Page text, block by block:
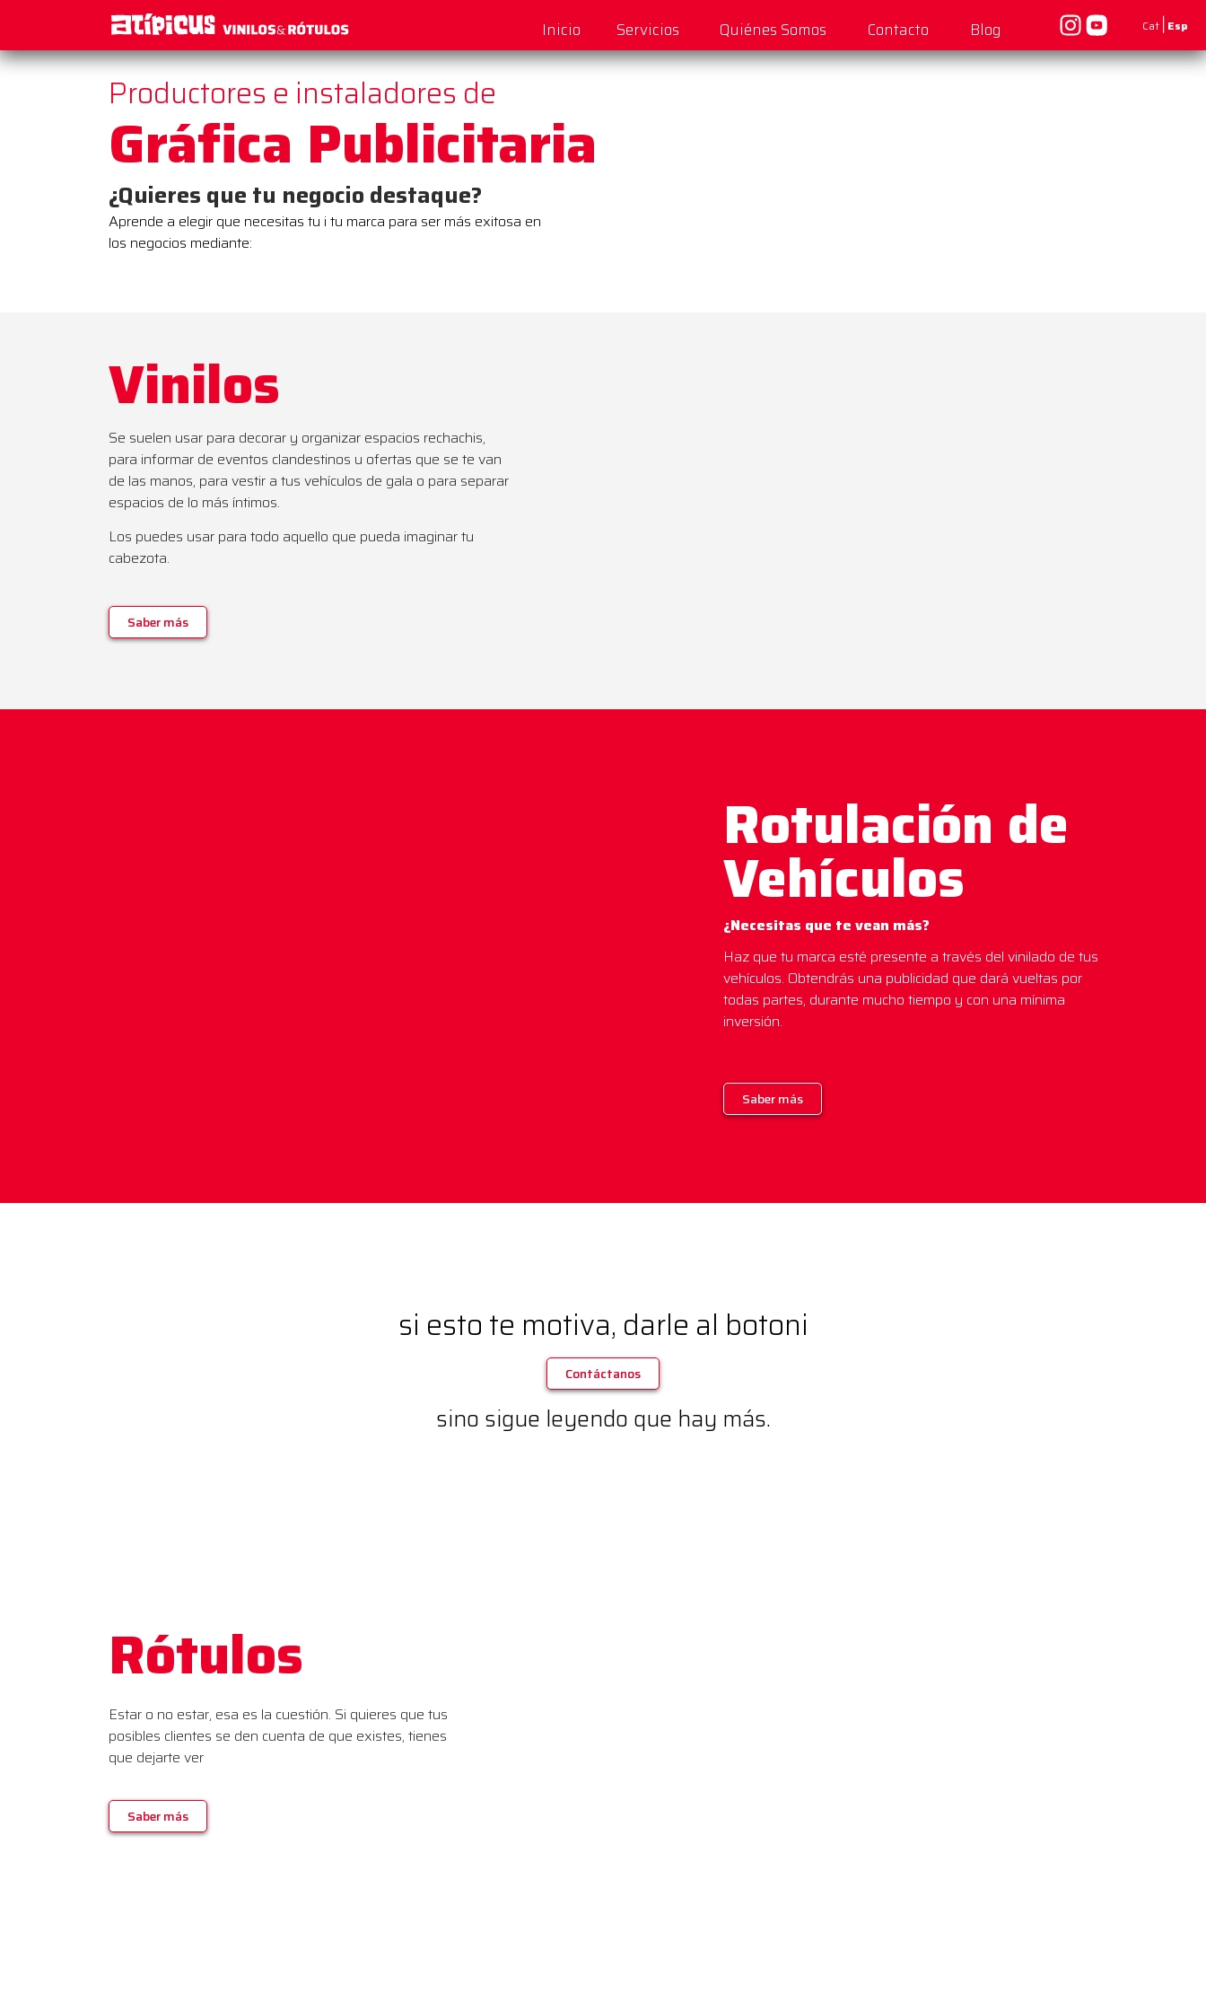
Inicio Servicios Quiénes Somos Contacto Blog Esp
Cat
Productores e instaladores de
Gráfica Publicitaria
¿Quieres que tu negocio destaque?
Aprende a elegir que necesitas tu i tu marca para ser más exitosa en
los negocios mediante:
Vinilos
Se suelen usar para decorar y organizar espacios rechachis,
para informar de eventos clandestinos u ofertas que se te van
de las manos, para vestir a tus vehículos de gala o para separar
espacios de lo más íntimos.
Los puedes usar para todo aquello que pueda imaginar tu
cabezota.
Saber más
Rotulación de
Vehículos
¿Necesitas que te vean más?
Haz que tu marca esté presente a través del vinilado de tus
vehículos. Obtendrás una publicidad que dará vueltas por
todas partes, durante mucho tiempo y con una mínima
inversión.
Saber más
si esto te motiva, darle al botoni
Contáctanos
sino sigue leyendo que hay más.
Rótulos
Estar o no estar, esa es la cuestión. Si quieres que tus
posibles clientes se den cuenta de que existes, tienes
que dejarte ver
Saber más